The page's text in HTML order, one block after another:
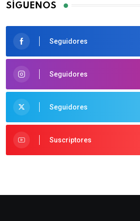
SÍGUENOS
Seguidores
Seguidores
Seguidores
Suscriptores